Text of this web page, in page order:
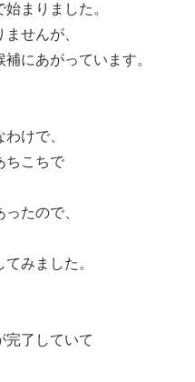
まりました。
せんが、
にあがっています。
けで、
ちこちで
たので、
みました。
完了していて